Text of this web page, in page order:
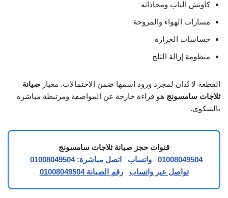
كاوتش الباب ومحاذاته
مسارات الهواء والمروحة
حساسات الحرارة
منظومة إزالة الثلج
القطعة لا تُدان لمجرد ورود اسمها ضمن الاحتمالات. معيار صيانة
ثلاجات سامسونج هو قراءة خارجة عن المواصفة ومرتبطة مباشرة
بالشكوى.
قنوات حجز صيانة ثلاجات سامسونج
01008049504
واتساب
اتصل مباشرة: 01008049504
تواصل عبر واتساب
رقم الصيانة 01008049504